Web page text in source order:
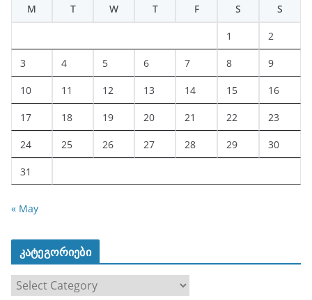
M
T W T F S S
1 2
3 4 5 6 7 8 9
10 11 12 13 14 15 16
17 18 19 20 21 22 23
24 25 26 27 28 29 30
31
« May
კატეგორიები